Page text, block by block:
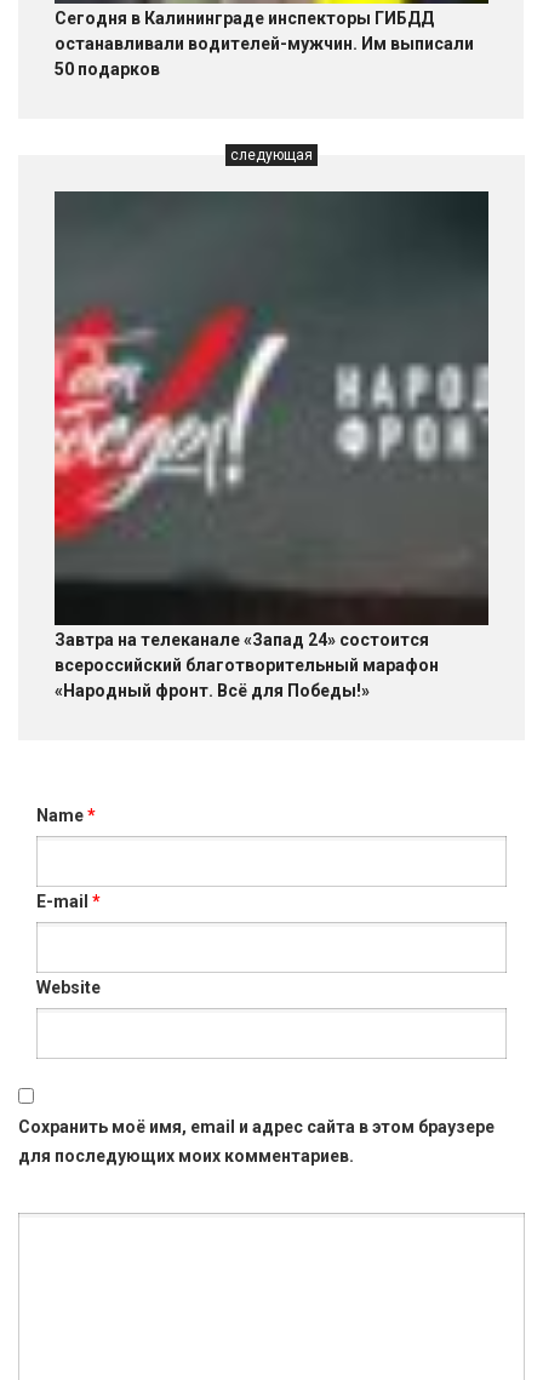
Сегодня в Калининграде инспекторы ГИБДД
останавливали водителей-мужчин. Им выписали
50 подарков
следующая
Завтра на телеканале «Запад 24» состоится
всероссийский благотворительный марафон
«Народный фронт. Всё для Победы!»
Name*
E-mail *
Website
Сохранить моё имя, email и адрес сайта в этом браузере
для последующих моих комментариев.